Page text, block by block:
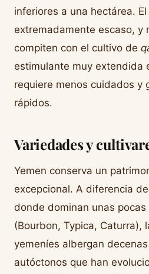
inferiores a una hectárea.
extremadamente escaso, y
compiten con el cultivo de
estimulante muy extendida
requiere menos cuidados y
rápidos.
Variedades y
Yemen conserva un
excepcional. A diferencia
donde dominan unas
(Bourbon, Typica, Caturra),
yemeníes albergan
autóctonos que han